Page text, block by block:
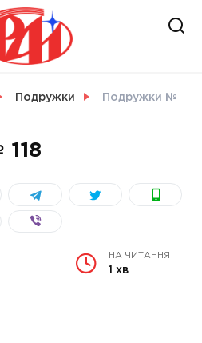
Подружки
Подружки №
НА ЧИТАННЯ
1 хв